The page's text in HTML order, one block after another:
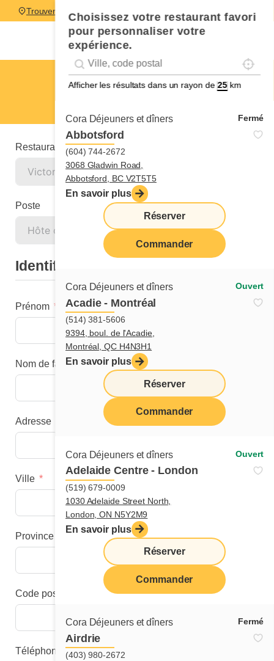
Choisissez votre restaurant favori
pour personnaliser votre
expérience.
Geolocation
Géolocalisation
Afficher les résultats dans un rayon de km
Cora Déjeuners et dîners Fermé
Abbotsford
(604) 744-2672
3068 Gladwin Road,
Abbotsford, BC V2T5T5
En savoir plus
Réserver
Commander
Cora Déjeuners et dîners Ouvert
Acadie - Montréal
(514) 381-5606
9394, boul. de l'Acadie,
Montréal, QC H4N3H1
En savoir plus
Réserver
Commander
Cora Déjeuners et dîners Ouvert
Adelaide Centre - London
(519) 679-0009
1030 Adelaide Street North,
London, ON N5Y2M9
En savoir plus
Réserver
Commander
Cora Déjeuners et dîners Fermé
Airdrie
(403) 980-2672
Trouver un restaurant
Victoria
Restaurant
Poste
Identification
Prénom
Nom de famille
Adresse
Ville
Province
Code postal
Téléphone